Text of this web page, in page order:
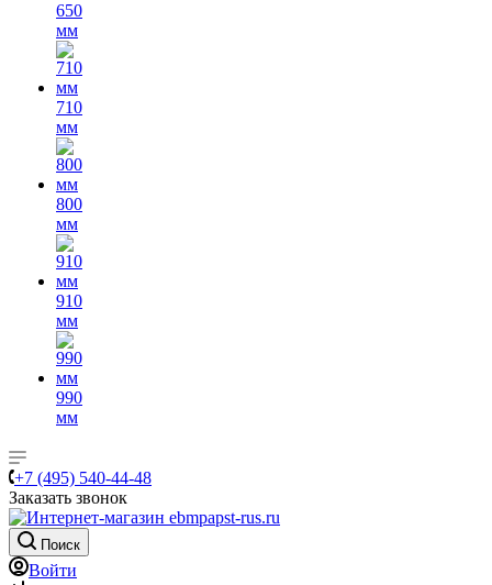
650
мм
710
мм
800
мм
910
мм
990
мм
+7 (495) 540-44-48
Заказать звонок
Поиск
Войти